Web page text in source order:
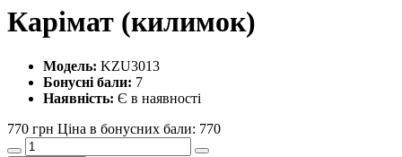
Карімат (килимок)
Модель: KZU3013
Бонусні бали: 7
Наявність: Є в наявності
770 грн Ціна в бонусних бали: 770